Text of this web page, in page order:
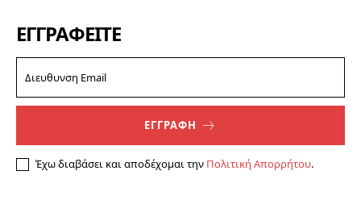
ΕΓΓΡΑΦΕΊΤΕ
ΕΓΓΡΑΦΗ
Έχω διαβάσει και αποδέχομαι την Πολιτική Απορρήτου.